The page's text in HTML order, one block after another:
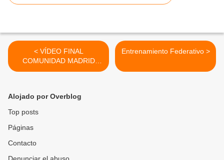
< VÍDEO FINAL
COMUNIDAD MADRID
INFANTIL
Entrenamiento Federativo >
Alojado por Overblog
Top posts
Páginas
Contacto